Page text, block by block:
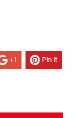
+1 Pin it